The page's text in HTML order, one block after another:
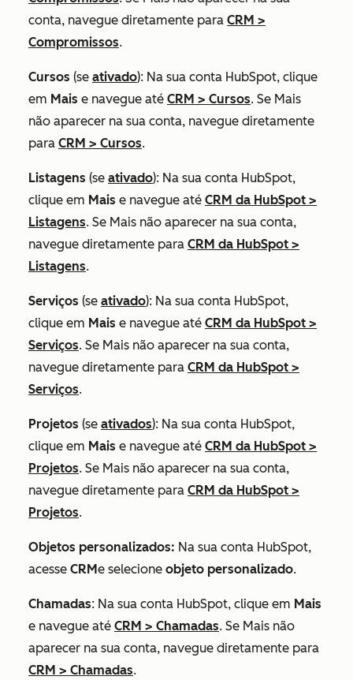
conta, navegue diretamente para CRM >
Compromissos.
Cursos (se ativado): Na sua conta HubSpot, clique
em Mais e navegue até CRM > Cursos. Se Mais
não aparecer na sua conta, navegue diretamente
para CRM > Cursos.
Listagens (se ativado): Na sua conta HubSpot,
clique em Mais e navegue até CRM da HubSpot >
Listagens. Se Mais não aparecer na sua conta,
navegue diretamente para CRM da HubSpot >
Listagens.
Serviços (se ativado): Na sua conta HubSpot,
clique em Mais e navegue até CRM da HubSpot >
Serviços. Se Mais não aparecer na sua conta,
navegue diretamente para CRM da HubSpot >
Serviços.
Projetos (se ativados): Na sua conta HubSpot,
clique em Mais e navegue até CRM da HubSpot >
Projetos. Se Mais não aparecer na sua conta,
navegue diretamente para CRM da HubSpot >
Projetos.
Objetos personalizados: Na sua conta HubSpot,
acesse CRMe selecione objeto personalizado.
Chamadas: Na sua conta HubSpot, clique em Mais
e navegue até CRM > Chamadas. Se Mais não
aparecer na sua conta, navegue diretamente para
CRM > Chamadas.